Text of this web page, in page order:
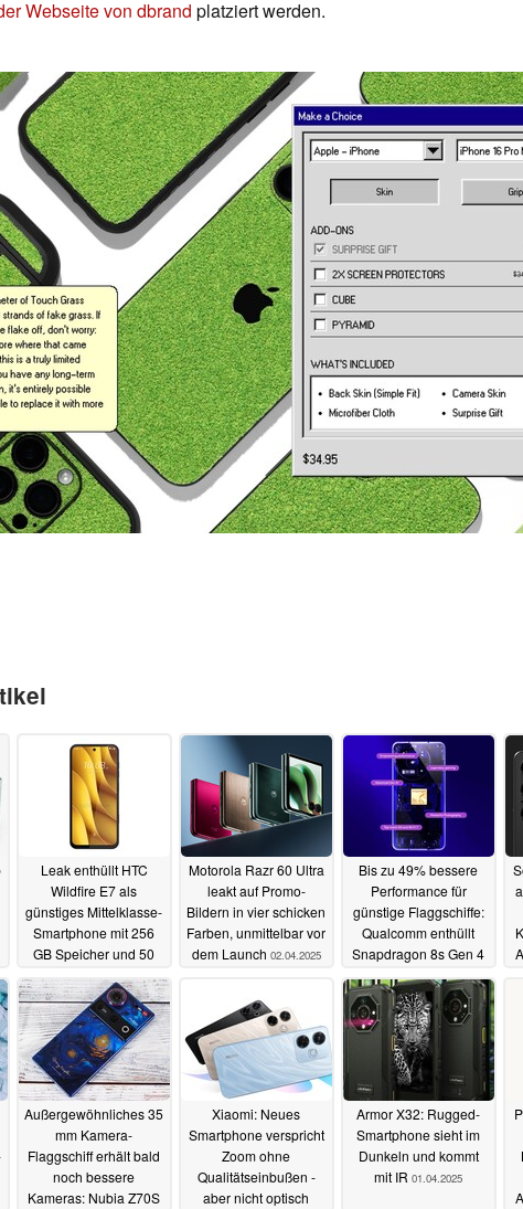
Webseite von dbrand platziert werden.
Leak enthüllt HTC
Wildfire E7 als
günstiges Mittelklasse-
Smartphone mit 256
GB Speicher und 50
03.04.2025
Motorola Razr 60 Ultra
leakt auf Promo-
Bildern in vier schicken
Farben, unmittelbar vor
dem Launch 02.04.2025
Bis zu 49% bessere
Performance für
günstige Flaggschiffe:
Qualcomm enthüllt
Snapdragon 8s Gen 4
02.04.2025
Außergewöhnliches 35
mm Kamera-
Flaggschiff erhält bald
noch bessere
Kameras: Nubia Z70S
Xiaomi: Neues
Smartphone verspricht
Zoom ohne
Qualitätseinbußen -
aber nicht optisch
Armor X32: Rugged-
Smartphone sieht im
Dunkeln und kommt
mit IR 01.04.2025